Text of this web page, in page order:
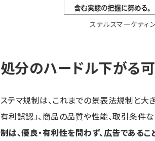
ステルスマーケティ
処分のハードル下がる
ステマ規制は、これまでの景表法規制と大
有利誤認」、商品の品質や性能、取引条件
制は、優良・有利性を問わず、広告である